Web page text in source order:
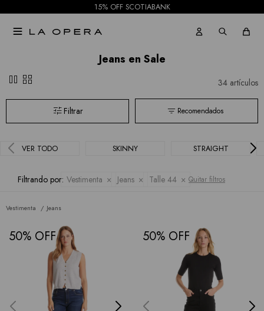
15% OFF SCOTIABANK

Jeans en Sale
pause grid_view 34 artículos
Recomendados
VER TODO SKINNY STRAIGHT
Filtrando por: Vestimenta Jeans Talle 44 Quitar filtros
Vestimenta Jeans
50 50